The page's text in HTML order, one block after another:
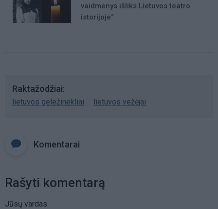
vaidmenys išliks Lietuvos teatro
istorijoje“
Raktažodžiai
lietuvos geležinekliai lietuvos vežėjai
Komentarai
Rašyti komentarą
Jūsų vardas